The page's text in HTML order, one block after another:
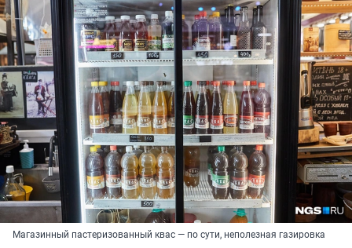
Магазинный пастеризованный квас — по сути, неполезная газировка